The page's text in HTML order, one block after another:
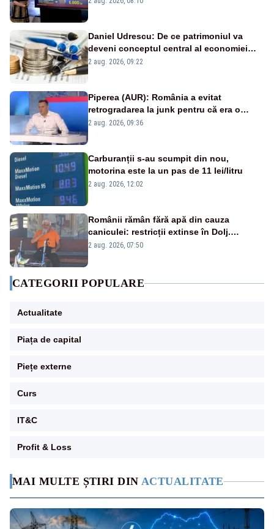
MAI MULTE ȘTIRI DIN ACTUALITATE
Daniel Udrescu: De ce patrimoniul va
deveni conceptul central al economiei
viitoare?
2 aug. 2026, 09:22
Piperea (AUR): România a evitat
retrogradarea la junk pentru că era o
catastrofă pentru bănci și fondurile de
2 aug. 2026, 09:36
Carburanții s-au scumpit din nou,
motorina este la un pas de 11 lei/litru
2 aug. 2026, 12:02
Românii rămân fără apă din cauza
caniculei: restricții extinse în Dolj.
Oamenii au „cu program la robinet”
2 aug. 2026, 07:50
CATEGORII POPULARE
Actualitate
Piața de capital
Piețe externe
Curs
IT&C
Profit & Loss